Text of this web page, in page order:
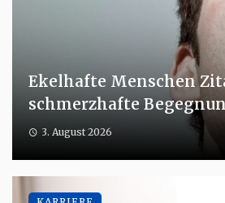
Ekelhafte Menschen
schmerzhafte
3. August 2026